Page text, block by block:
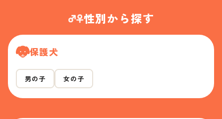
性別から探す
保護犬
男の子 女の子